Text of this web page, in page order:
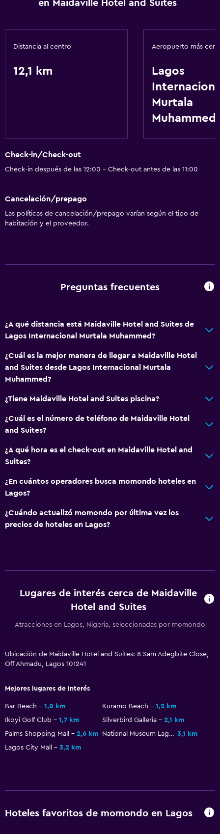
en Maidaville Hotel and Suites
Distancia al centro
12,1 km
Aeropuerto más
Lagos
Murtala
Muhammed
Check-in/Check-out
Check-in después de las 12:00 - Check-out antes de las 11:00
Cancelación/prepago
Las políticas de cancelación/prepago varían según el tipo de
habitación y el proveedor.
Preguntas frecuentes
¿A qué distancia está Maidaville Hotel and Suites de
Lagos Internacional Murtala Muhammed?
¿Cuál es la mejor manera de llegar a Maidaville Hotel
and Suites desde Lagos Internacional Murtala
Muhammed?
¿Tiene Maidaville Hotel and Suites piscina?
¿Cuál es el número de teléfono de Maidaville Hotel
and Suites?
¿A qué hora es el check-out en Maidaville Hotel and
Suites?
¿En cuántos operadores busca momondo hoteles en
Lagos?
¿Cuándo actualizó momondo por última vez los
precios de hoteles en Lagos?
Lugares de interés cerca de Maidaville
Hotel and Suites
Atracciones en Lagos, Nigeria, seleccionadas por momondo
Ubicación de Maidaville Hotel and Suites: 8 Sam Adegbite Close,
Off Ahmadu, Lagos 101241
Mejores lugares de interés
Bar Beach 1,0 km Kuramo Beach
1,2 km
Ikoyi Golf Club
1,7 km Silverbird Galleria
2,1 km
Palms Shopping Mall
2,6 km National Museum Lagos 3,1 km
Lagos City Mall
3,2 km
Hoteles favoritos de momondo en Lagos